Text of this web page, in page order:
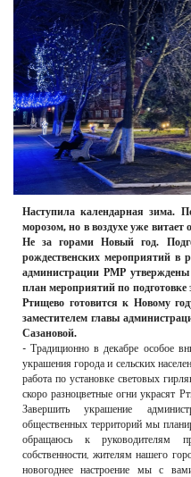
РЕКЛАМОДАТЕЛЯМ
ОБЪЯВЛЕНИЯ
КОНТАКТЫ
Наступила календарная зима.
морозом, но в воздухе уже витает
Не за горами Новый год.
рождественских мероприятий в
администрации РМР утверждены
план мероприятий по
Ртищево готовится к Новому
заместителем главы
Сазановой.
- Традиционно в декабре особое
украшения города и сельских
работа по установке световых
скоро разноцветные огни украсят
Завершить украшение
общественных территорий мы
обращаюсь к руководителям
собственности, жителям нашего
новогоднее настроение мы с